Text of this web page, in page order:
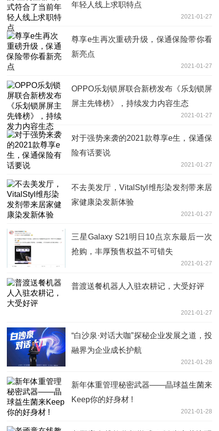
年轻人线上求职特点
2021-01-27
尊享e生再次重磅升级，保通保险带你看
新亮点
2021-01-27
OPPO乐划锁屏联合新榜发布《乐划锁屏
屏主先锋榜》，持续发力内容生态
2021-01-27
对于强势来袭的2021款尊享e生，保通保
险有话要说
2021-01-27
不去美发厅，VitalStyl维彤染发剂带来居
家健康染发新体验
2021-01-27
三星Galaxy S21明日10点京东最后一次
抢购，丰厚预售权益不可错失
2021-01-27
普渡送餐机器人入驻农耕记，大受好评
2021-01-27
“白沙泉·对话大咖”探秘企业发展之道，投
融界为企业成长护航
2021-01-28
新年体重管理秘密武器——晶球益生菌来
Keep你的好身材 !
2021-01-28